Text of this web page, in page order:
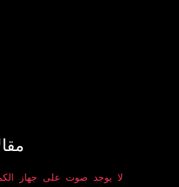
لا يوجد صوت على جهاز